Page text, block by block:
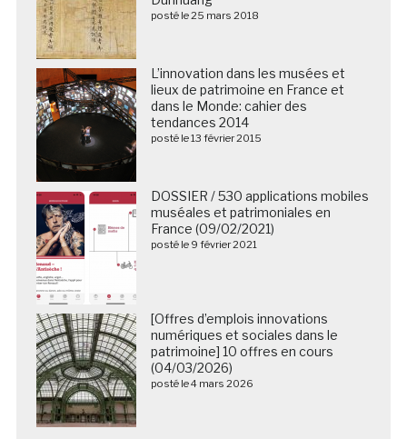
posté le 25 mars 2018
L’innovation dans les musées et
lieux de patrimoine en France et
dans le Monde: cahier des
tendances 2014
posté le 13 février 2015
DOSSIER / 530 applications mobiles
muséales et patrimoniales en
France (09/02/2021)
posté le 9 février 2021
[Offres d’emplois innovations
numériques et sociales dans le
patrimoine] 10 offres en cours
(04/03/2026)
posté le 4 mars 2026